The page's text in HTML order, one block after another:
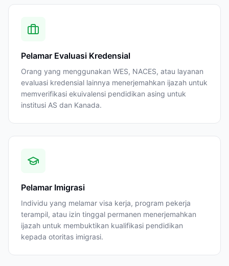
Pelamar Evaluasi Kredensial
Orang yang menggunakan WES, NACES, atau layanan
evaluasi kredensial lainnya menerjemahkan ijazah untuk
memverifikasi ekuivalensi pendidikan asing untuk
institusi AS dan Kanada.
Pelamar Imigrasi
Individu yang melamar visa kerja, program pekerja
terampil, atau izin tinggal permanen menerjemahkan
ijazah untuk membuktikan kualifikasi pendidikan
kepada otoritas imigrasi.